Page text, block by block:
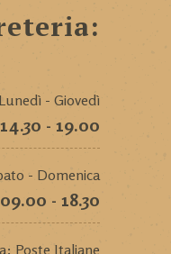
Lunedì - Giovedì
14.30 - 19.00
- Domenica
09.00 - 18.30
Poste Italiane